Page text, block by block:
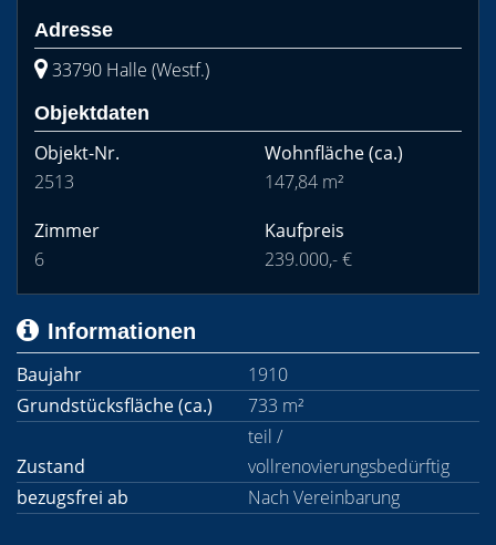
Adresse
33790 Halle (Westf.)
Objektdaten
Objekt-Nr.
2513
Wohnfläche(ca.)
147,84 m²
Zimmer
6
Kaufpreis
239.000,- €
Informationen
Baujahr
1910
Grundstücksfläche (ca.)
733 m²
Zustand
teil /
vollrenovierungsbedürftig
bezugsfrei ab
Nach Vereinbarung